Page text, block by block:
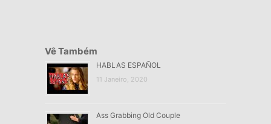
Vê Também
HABLAS ESPAÑOL
11 Janeiro, 2020
Ass Grabbing Old Couple